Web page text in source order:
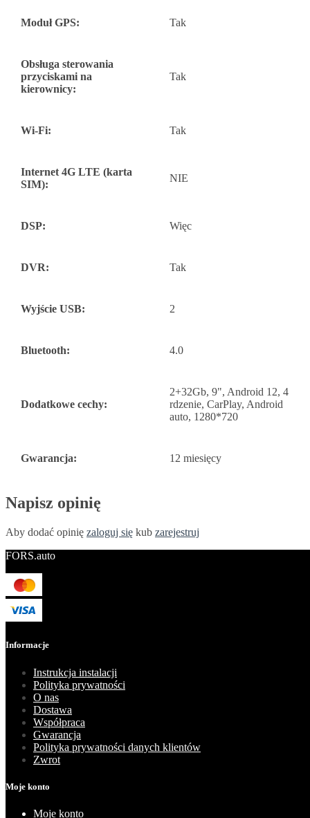
Moduł GPS: Tak
Obsługa sterowania
przyciskami na
kierownicy:
Tak
Wi-Fi: Tak
Internet 4G LTE (karta
SIM):
NIE
DSP: Więc
DVR: Tak
Wyjście USB: 2
Bluetooth: 4.0
Dodatkowe cechy:
2+32Gb, 9", Android 12, 4
rdzenie, CarPlay, Android
auto, 1280*720
Gwarancja: 12 miesięcy
Napisz opinię
Aby dodać opinię zaloguj się kub zarejestruj
FORS.auto
Informacje
Instrukcja instalacji
Polityka prywatności
O nas
Dostawa
Współpraca
Gwarancja
Polityka prywatności danych klientów
Zwrot
Moje konto
Moje konto